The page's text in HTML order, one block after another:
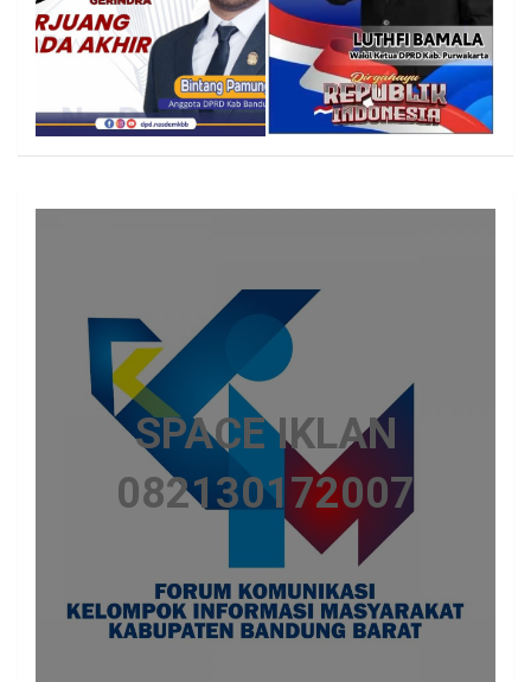
SPACE IKLAN
082130172007